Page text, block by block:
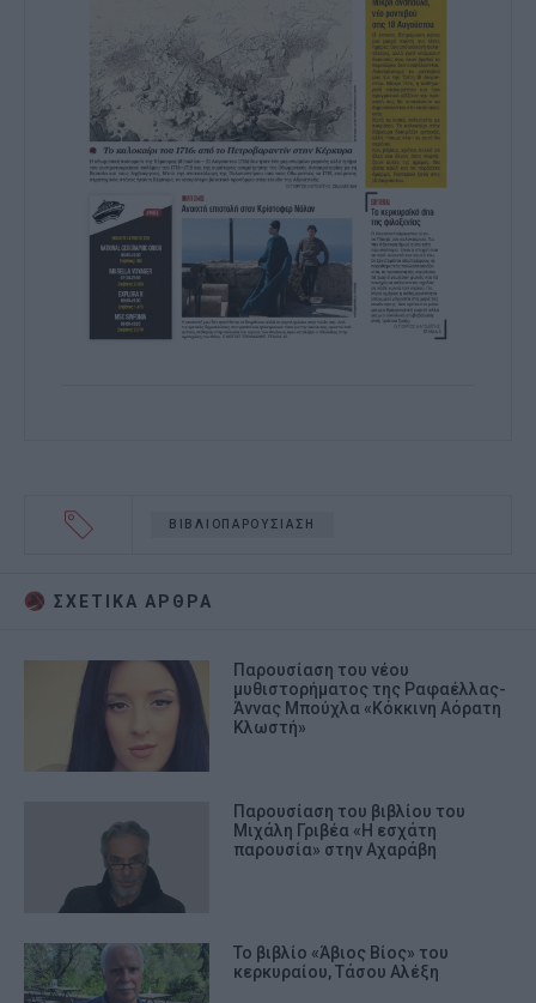
ΒΙΒΛΙΟΠΑΡΟΥΣΙΑΣΗ
ΣΧΕΤΙΚA AΡΘΡΑ
Παρουσίαση του νέου
μυθιστορήματος της Ραφαέλλας-
Άννας Μπούχλα «Κόκκινη Αόρατη
Κλωστή»
Παρουσίαση του βιβλίου του
Μιχάλη Γριβέα «Η εσχάτη
παρουσία» στην Αχαράβη
Το βιβλίο «Άβιος Βίος» του
κερκυραίου, Τάσου Αλέξη